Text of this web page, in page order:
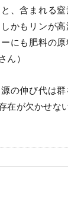
、含まれる
かもリンが高
にも肥料の
ん）
の伸び代は
在が欠かせない